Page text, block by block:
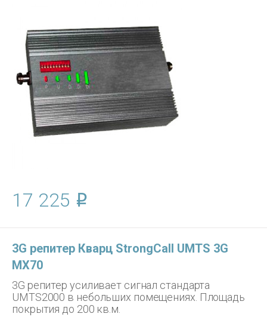
17 225
3G репитер Кварц StrongCall UMTS 3G
МX70
3G репитер усиливает сигнал стандарта
UMTS2000 в небольших помещениях. Площадь
покрытия до 200 кв.м.